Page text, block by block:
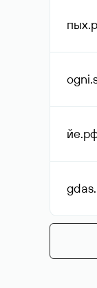
пых
ogni
йе
gdas